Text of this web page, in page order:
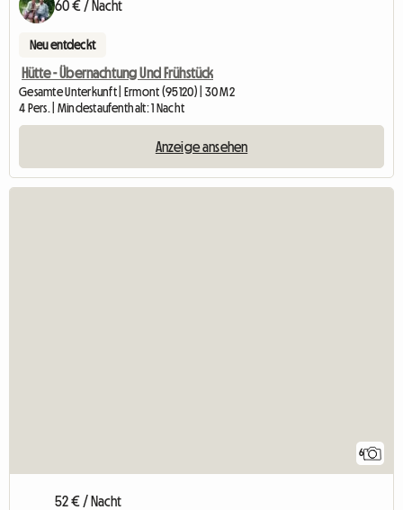
60 € / Nacht
Neu entdeckt
Hütte - Übernachtung Und Frühstück
Gesamte Unterkunft | Ermont (95120) | 30 M2
4 Pers. | Mindestaufenthalt: 1 Nacht
Anzeige ansehen
6
52 € / Nacht